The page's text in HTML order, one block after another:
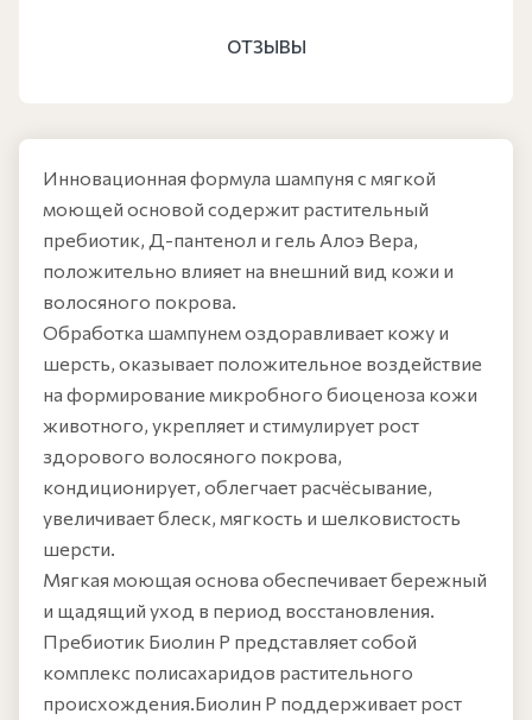
ОТЗЫВЫ
Инновационная формула шампуня с мягкой
моющей основой содержит растительный
пребиотик, Д-пантенол и гель Алоэ Вера,
положительно влияет на внешний вид кожи и
волосяного покрова.
Обработка шампунем оздоравливает кожу и
шерсть, оказывает положительное воздействие
на формирование микробного биоценоза кожи
животного, укрепляет и стимулирует рост
здорового волосяного покрова,
кондиционирует, облегчает расчёсывание,
увеличивает блеск, мягкость и шелковистость
шерсти.
Мягкая моющая основа обеспечивает бережный
и щадящий уход в период восстановления.
Пребиотик Биолин Р представляет собой
комплекс полисахаридов растительного
происхождения.Биолин Р поддерживает рост